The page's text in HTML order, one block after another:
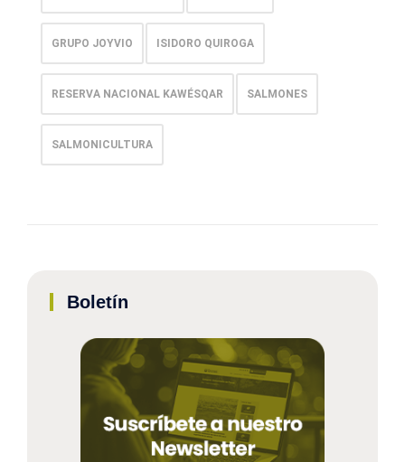
GRUPO JOYVIO ISIDORO QUIROGA
RESERVA NACIONAL KAWÉSQAR SALMONES
SALMONICULTURA
Boletín